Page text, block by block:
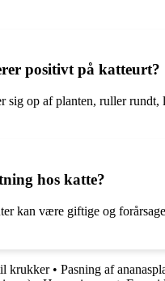
positivt på katteurt?
op af planten, ruller
hos katte?
kan være giftige og
krukker• Pasning af